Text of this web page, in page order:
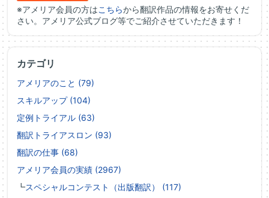
※アメリア会員の方はこちらから翻訳作品の情報をお寄せくだ
さい。アメリア公式ブログ等でご紹介させていただきます！
カテゴリ
アメリアのこと (79)
スキルアップ (104)
定例トライアル (63)
翻訳トライアスロン (93)
翻訳の仕事 (68)
アメリア会員の実績 (2967)
┗スペシャルコンテスト（出版翻訳） (117)